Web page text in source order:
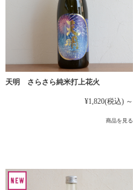
天明 さらさら純米打上花火
¥1,820(税込) ～
商品を見る